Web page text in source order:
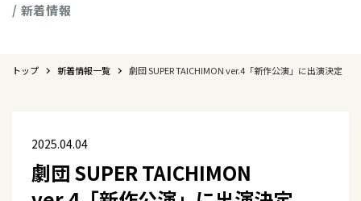
/ 新着情報
トップ 新着情報一覧 劇団 SUPER TAICHIMON ver.4「新作公演」に出演決定
2025.04.04
劇団 SUPER TAICHIMON